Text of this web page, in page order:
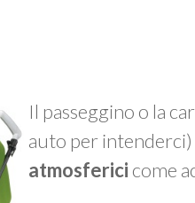
Il passeggino o la
auto per
atmosferici come